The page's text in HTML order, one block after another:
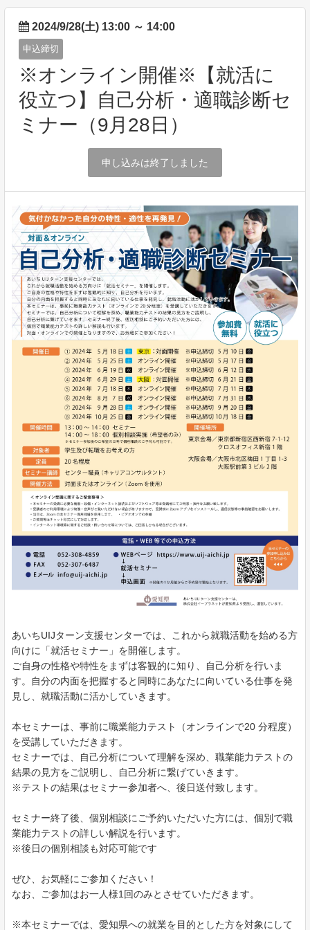
2024/9/28(土) 13:00 ～ 14:00
申込締切
※オンライン開催※【就活に
役立つ】自己分析・適職診断セ
ミナー（9月28日）
申し込みは終了しました
あいちUIJターン支援センターでは、これから就職活動を始める方
向けに「就活セミナー」を開催します。
ご自身の性格や特性をまずは客観的に知り、自己分析を行いま
す。自分の内面を把握すると同時にあなたに向いている仕事を発
見し、就職活動に活かしていきます。
本セミナーは、事前に職業能力テスト（オンラインで20 分程度）
を受講していただきます。
セミナーでは、自己分析について理解を深め、職業能力テストの
結果の見方をご説明し、自己分析に繋げていきます。
※テストの結果はセミナー参加者へ、後日送付致します。
セミナー終了後、個別相談にご予約いただいた方には、個別で職
業能力テストの詳しい解説を行います。
※後日の個別相談も対応可能です
ぜひ、お気軽にご参加ください！
なお、ご参加はお一人様1回のみとさせていただきます。
※本セミナーでは、愛知県への就業を目的とした方を対象にして